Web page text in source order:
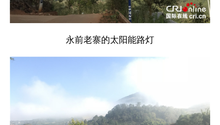
永前老寨的太阳能路灯